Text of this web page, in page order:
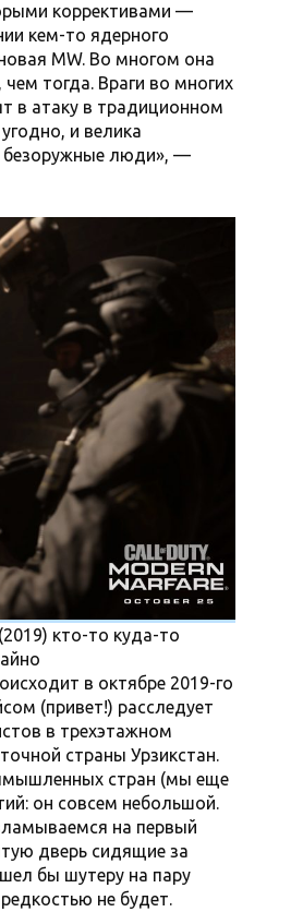
коррективами —
кем-то ядерного
MW. Во многом она
тогда. Враги во многих
в атаку в традиционном
и велика
безоружные люди», —
кто-то куда-то
в октябре 2019-го
(привет!) расследует
в трехэтажном
страны Урзикстан.
стран (мы еще
он совсем небольшой.
на первый
дверь сидящие за
бы шутеру на пару
не будет.